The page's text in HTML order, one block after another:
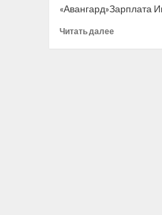
«Авангард»Зарплата
Читать далееПрочитать